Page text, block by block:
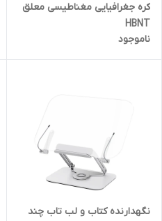
کره جغرافیایی مغناطیسی معلق
HBNT
ناموجود
نگهدارنده کتاب و لب تاب چند